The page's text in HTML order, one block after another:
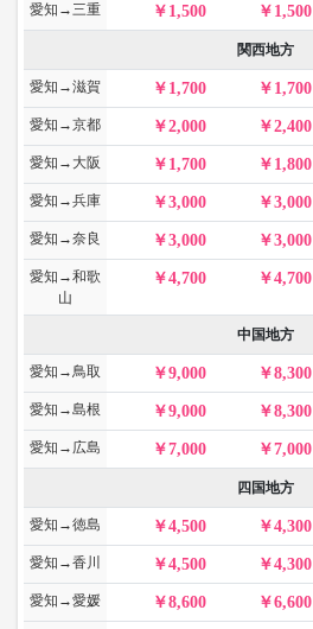
愛知→三重 1,500 1,500
関西地方
愛知→滋賀 1,700 1,700
愛知→京都 2,000 2,400
愛知→大阪 1,700 1,800
愛知→兵庫 3,000 3,000
愛知→奈良 3,000 3,000
愛知→和歌
山
4,700 4,700
中国地方
愛知→鳥取 9,000 8,300
愛知→島根 9,000 8,300
愛知→広島 7,000 7,000
四国地方
愛知→徳島 4,500 4,300
愛知→香川 4,500 4,300
愛知→愛媛 8,600 6,600